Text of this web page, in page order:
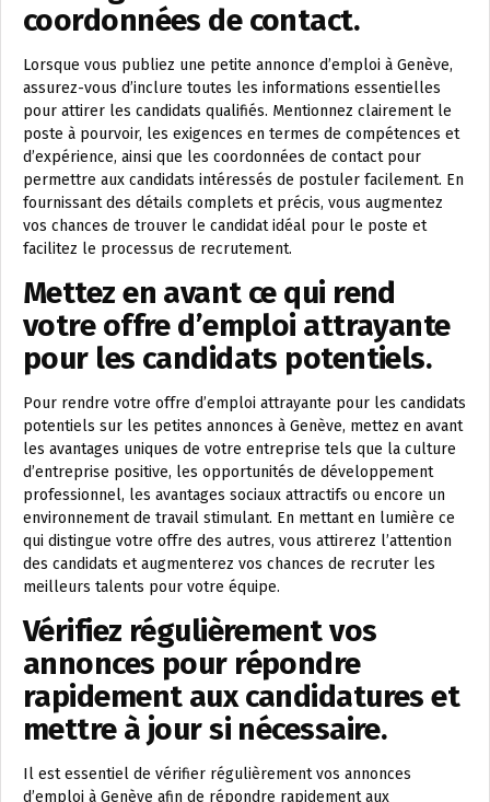
coordonnées de contact.
Lorsque vous publiez une petite annonce d’emploi à Genève,
assurez-vous d’inclure toutes les informations essentielles
pour attirer les candidats qualifiés. Mentionnez clairement le
poste à pourvoir, les exigences en termes de compétences et
d’expérience, ainsi que les coordonnées de contact pour
permettre aux candidats intéressés de postuler facilement. En
fournissant des détails complets et précis, vous augmentez
vos chances de trouver le candidat idéal pour le poste et
facilitez le processus de recrutement.
Mettez en avant ce qui rend
votre offre d’emploi attrayante
pour les candidats potentiels.
Pour rendre votre offre d’emploi attrayante pour les candidats
potentiels sur les petites annonces à Genève, mettez en avant
les avantages uniques de votre entreprise tels que la culture
d’entreprise positive, les opportunités de développement
professionnel, les avantages sociaux attractifs ou encore un
environnement de travail stimulant. En mettant en lumière ce
qui distingue votre offre des autres, vous attirerez l’attention
des candidats et augmenterez vos chances de recruter les
meilleurs talents pour votre équipe.
Vérifiez régulièrement vos
annonces pour répondre
rapidement aux candidatures et
mettre à jour si nécessaire.
Il est essentiel de vérifier régulièrement vos annonces
d’emploi à Genève afin de répondre rapidement aux